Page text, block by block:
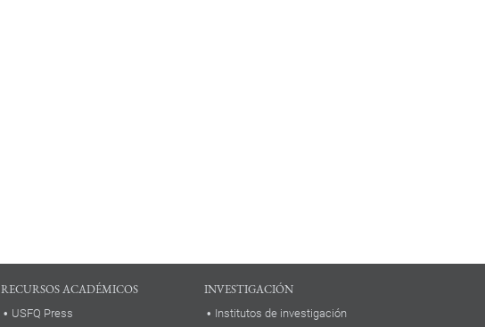
RECURSOS ACADÉMICOS
USFQ Press
INVESTIGACIÓN
Institutos de investigación